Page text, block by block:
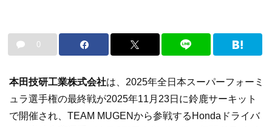
0
本田技研工業株式会社は、2025年全日本スーパーフォーミ
ュラ選手権の最終戦が2025年11月23日に鈴鹿サーキット
で開催され、TEAM MUGENから参戦するHondaドライバ